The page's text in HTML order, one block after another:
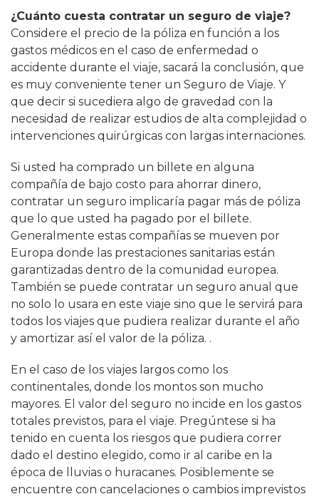
¿Cuánto cuesta contratar un seguro de viaje?
Considere el precio de la póliza en función a los
gastos médicos en el caso de enfermedad o
accidente durante el viaje, sacará la conclusión, que
es muy conveniente tener un Seguro de Viaje. Y
que decir si sucediera algo de gravedad con la
necesidad de realizar estudios de alta complejidad o
intervenciones quirúrgicas con largas internaciones.
Si usted ha comprado un billete en alguna
compañía de bajo costo para ahorrar dinero,
contratar un seguro implicaría pagar más de póliza
que lo que usted ha pagado por el billete.
Generalmente estas compañías se mueven por
Europa donde las prestaciones sanitarias están
garantizadas dentro de la comunidad europea.
También se puede contratar un seguro anual que
no solo lo usara en este viaje sino que le servirá para
todos los viajes que pudiera realizar durante el año
y amortizar así el valor de la póliza. .
En el caso de los viajes largos como los
continentales, donde los montos son mucho
mayores. El valor del seguro no incide en los gastos
totales previstos, para el viaje. Pregúntese si ha
tenido en cuenta los riesgos que pudiera correr
dado el destino elegido, como ir al caribe en la
época de lluvias o huracanes. Posiblemente se
encuentre con cancelaciones o cambios imprevistos